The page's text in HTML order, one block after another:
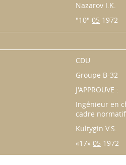
Nazarov I.K.
"10" 05 1972
CDU
Groupe B-32
J'APPROUVE :
Ingénieur en
cadre
Kultygin V.S.
«17» 05 1972